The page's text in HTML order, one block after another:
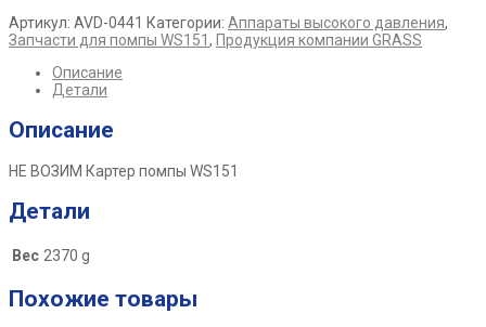
Артикул: AVD-0441 Категории: Аппараты высокого давления,
Запчасти для помпы WS151 , Продукция компании GRASS
Описание
Детали
Описание
НЕ ВОЗИМ Картер помпы WS151
Детали
Вес 2370 g
Похожие товары